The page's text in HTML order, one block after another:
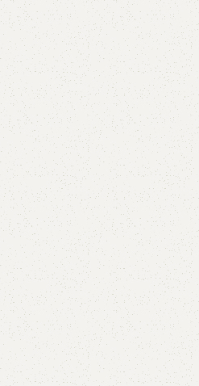
СЕЛЕКТ
Мебель, достойная
интерьеров премиум-
класса